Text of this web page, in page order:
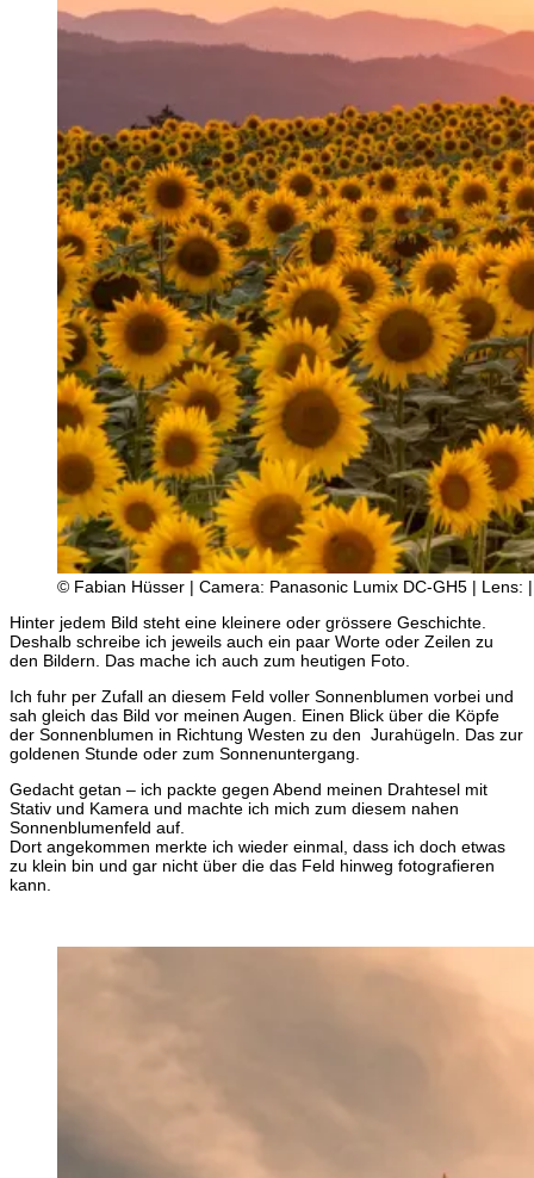
© Fabian Hüsser | Camera: Panasonic Lumix DC-GH5 |
Hinter jedem Bild steht eine kleinere oder grössere Geschichte.
Deshalb schreibe ich jeweils auch ein paar Worte oder Zeilen zu
den Bildern. Das mache ich auch zum heutigen Foto.
Ich fuhr per Zufall an diesem Feld voller Sonnenblumen vorbei und
sah gleich das Bild vor meinen Augen. Einen Blick über die Köpfe
der Sonnenblumen in Richtung Westen zu den Jurahügeln. Das zur
goldenen Stunde oder zum Sonnenuntergang.
Gedacht getan – ich packte gegen Abend meinen Drahtesel mit
Stativ und Kamera und machte ich mich zum diesem nahen
Sonnenblumenfeld auf.
Dort angekommen merkte ich wieder einmal, dass ich doch etwas
zu klein bin und gar nicht über die das Feld hinweg fotografieren
kann.